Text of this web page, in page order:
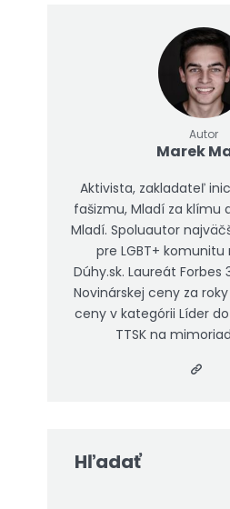
Autor
Marek
Aktivista, zakladateľ
fašizmu, Mladí za klímu
Mladí. Spoluautor
pre LGBT+ komunitu
Dúhy.sk. Laureát Forbes
Novinárskej ceny za roky
ceny v kategórii Líder
TTSK na
Hľadať